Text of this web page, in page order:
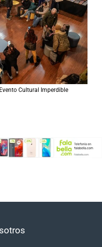
Cultural Imperdible